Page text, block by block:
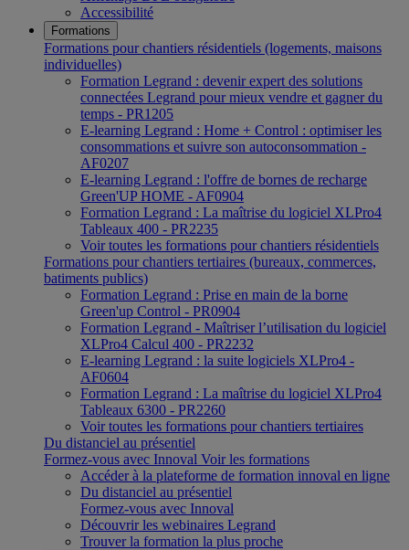
Accessibilité
Formations
Formations pour chantiers résidentiels (logements, maisons
individuelles)
Formation Legrand : devenir expert des solutions
connectées Legrand pour mieux vendre et gagner du
temps - PR1205
E-learning Legrand : Home + Control : optimiser les
consommations et suivre son autoconsommation -
AF0207
E-learning Legrand : l'offre de bornes de recharge
Green'UP HOME - AF0904
Formation Legrand : La maîtrise du logiciel XLPro4
Tableaux 400 - PR2235
Voir toutes les formations pour chantiers résidentiels
Formations pour chantiers tertiaires (bureaux, commerces,
batiments publics)
Formation Legrand : Prise en main de la borne
Green'up Control - PR0904
Formation Legrand - Maîtriser l’utilisation du logiciel
XLPro4 Calcul 400 - PR2232
E-learning Legrand : la suite logiciels XLPro4 -
AF0604
Formation Legrand : La maîtrise du logiciel XLPro4
Tableaux 6300 - PR2260
Voir toutes les formations pour chantiers tertiaires
Du distanciel au présentiel
Formez-vous avec Innoval Voir les formations
Accéder à la plateforme de formation innoval en ligne
Du distanciel au présentiel
Formez-vous avec Innoval
Découvrir les webinaires Legrand
Trouver la formation la plus proche